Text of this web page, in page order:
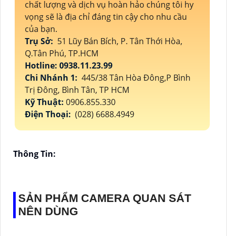
chất lượng và dịch vụ hoàn hảo chúng tôi hy
vọng sẽ là địa chỉ đáng tin cậy cho nhu cầu
của bạn.
Trụ Sở: 51 Lũy Bán Bích, P. Tân Thới Hòa,
Q.Tân Phú, TP.HCM
Hotline: 0938.11.23.99
Chi Nhánh 1: 445/38 Tân Hòa Đông,P Bình
Trị Đông, Bình Tân, TP HCM
Kỹ Thuật: 0906.855.330
Điện Thoại: (028) 6688.4949
Thông Tin:
SẢN PHẨM CAMERA QUAN SÁT
NÊN DÙNG